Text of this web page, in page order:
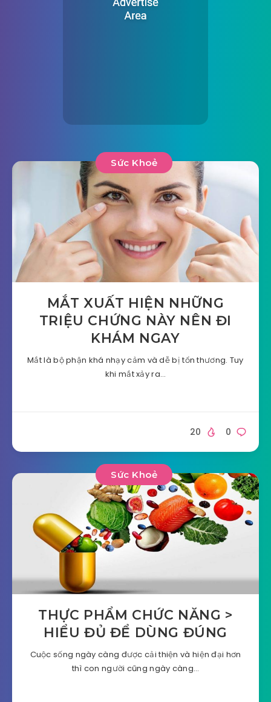
Sức Khoẻ
MẮT XUẤT HIỆN NHỮNG
TRIỆU CHỨNG NÀY NÊN ĐI
KHÁM NGAY
Mắt là bộ phận khá nhạy cảm và dễ bị tổn thương. Tuy
khi mắt xảy ra…
0
20
Sức Khoẻ
THỰC PHẨM CHỨC NĂNG >
HIỂU ĐỦ ĐỂ DÙNG ĐÚNG
Cuộc sống ngày càng được cải thiện và hiện đại hơn
thì con người cũng ngày càng…